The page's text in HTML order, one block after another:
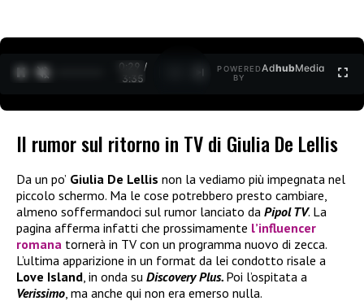
0:30 /
3:35
POWERED
BY
AdhubMedia
Il rumor sul ritorno in TV di Giulia De Lellis
Da un po’ Giulia De Lellis non la vediamo più impegnata nel
piccolo schermo. Ma le cose potrebbero presto cambiare,
almeno soffermandoci sul rumor lanciato da Pipol TV. La
pagina afferma infatti che prossimamente l’influencer
romana tornerà in TV con un programma nuovo di zecca.
L’ultima apparizione in un format da lei condotto risale a
Love Island, in onda su Discovery Plus. Poi l’ospitata a
Verissimo, ma anche qui non era emerso nulla.